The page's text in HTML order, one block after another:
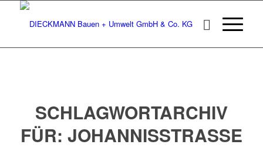
SCHLAGWORTARCHIV
FÜR: JOHANNISSTRASSE